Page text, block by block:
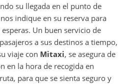
su llegada en el punto de
indique en su reserva para
Un buen servicio de
a sus destinos a tiempo,
viaje con Mitaxi, se asegura de
en la hora de recogida en
para que se sienta seguro y